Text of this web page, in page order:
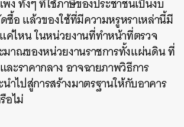
ง ทั้งๆ ที่ใช้ภาษีของประชาชนเป็นงบ
ซื้อ แล้วของใช้ที่มีความหรูหราเหล่านี้มี
ค่ไหน ในหน่วยงานที่ทำหน้าที่ตรวจ
มาณของหน่วยงานราชการทั้งแผ่นดิน ที่
ะราคากลาง อาจฉายภาพวิธีการ
ำไปสู่การสร้างมาตรฐานให้กับอาคาร
อไม่